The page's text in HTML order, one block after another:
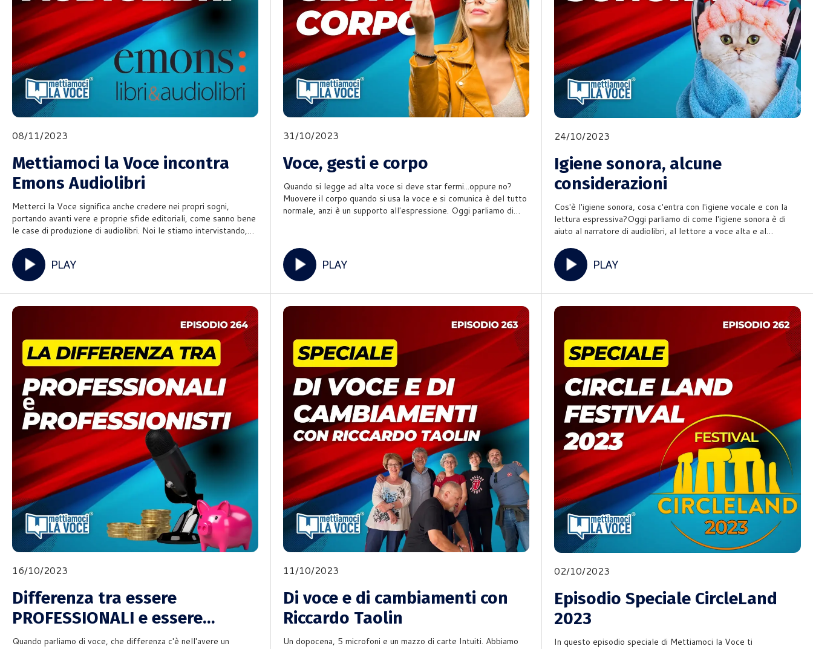
08/11/2023
Mettiamoci la Voce incontra
Emons Audiolibri
Metterci la Voce significa anche credere nei propri sogni,
portando avanti vere e proprie sfide editoriali, come sanno bene
le case di produzione di audiolibri. Noi le stiamo intervistando,
lavoro di squadra che non può mancare. Ai nos
PLAY
31/10/2023
Voce, gesti e corpo
Quando si legge ad alta voce si deve star fermi...oppure no?
Muovere il corpo quando si usa la voce e si comunica è del tutto
normale, anzi è un supporto all'espressione. Oggi parliamo di
PLAY
24/10/2023
Igiene sonora, alcune
considerazioni
Cos'è l'igiene sonora, cosa c'entra con l'igiene vocale e con la
lettura espressiva?Oggi parliamo di come l'igiene sonora è di
aiuto al narratore di audiolibri, al lettore a voce alta e al
beneficio!A breve uscirà anche un contenuto per Aca
PLAY
16/10/2023
Differenza tra essere
PROFESSIONALI e essere
PROFESSIONISTI nella VOCE e
Quando parliamo di voce, che differenza c'è nell'avere un
11/10/2023
Di voce e di cambiamenti con
Riccardo Taolin
Un dopocena, 5 microfoni e un mazzo di carte Intuiti. Abbiamo
02/10/2023
Episodio Speciale CircleLand
2023
In questo episodio speciale di Mettiamoci la Voce ti